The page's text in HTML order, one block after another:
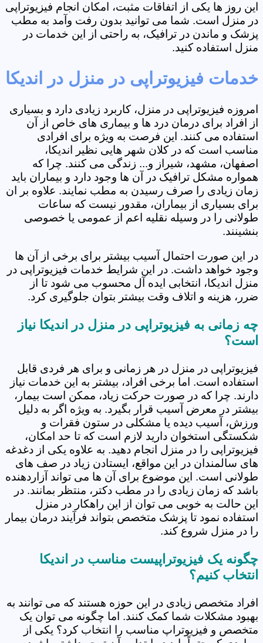
این روز ها یکی از اتفاقات مثبت، امکان انجام فیزیوتراپی
در منزل است. شما می توانید بدون رفت وآمد به مطب
پزشک و ماندن در ترافیک، به راحتی از این خدمات در
منزل استفاده کنید.
خدمات فیزیوتراپی در منزل در اندیکا
امروزه فیزیوتراپی در منزل، کاربرد زیادی دارد و بسیاری
از افراد برای درمان درد ها و بیماری های خاص از آن
استفاده می کنند. این فرصت به ویژه برای افرادی
مناسب است که در کلان شهر هایی نظیر اندیکا،
اصفهان، مشهد، شیراز و... زندگی می کنند. چرا که
همواره مشکل ترافیک در آن ها وجود دارد و بیماران باید
زمان زیادی را صرف رسیدن به مطب نمایند. علاوه بر ان
برای بسیاری از بیماران، مقدور نیست که ساعات
طولانی را در وسیله نقلیه اعم از عمومی یا خصوصی
بنشینند.
در این صورت احتمال آسیب بیشتر برای برخی از آن ها
وجود خواهد داشت. در این شرایط خدمات فیزیوتراپی در
منزل اندیکا، انتخابی ایده آل محسوب می شود تا از
ضرر، هزینه و اتلاف وقت بیشتر بتوان جلوگیری کرد.
چه زمانی به فیزیوتراپی در منزل در اندیکا نیاز
است؟
فیزیوتراپی در منزل در هر زمانی و برای هر فردی قابل
استفاده است. اما برخی افراد، بیشتر به این خدمات نیاز
دارند. چرا که در صورت حرکت زیاد، ممکن است بیمار،
بیشتر در معرض آسیب قرار بگیرد. به ویژه اگر به دلیل
ورزش، آسیب دیده یا مشکلی در ستون فقرات و
شکستگی استخوان دارید لازم است که تا حد امکان،
فیزیوتراپی را در منزل انجام دهید. به علاوه یکی از دغدغه
های سالمندان در این مواقع، ایستادن زیاد در صف های
طولانی است. این موضوع برای آن ها می تواند آزاردهنده
باشد که زمان زیادی را در مطب دکتر، منتظر بمانند. در
این حالت به خوبی می توان از این راهکار در منزل
استفاده نمود تا پزشک متخصص بتواند فرآیند درمان بیمار
را در منزل شروع کند.
چگونه یک فیزیوتراپیست مناسب در اندیکا
انتخاب کنیم؟
افراد متخصص زیادی در این حوزه هستند که می توانند به
بهبود مشکلات شما کمک کنند. اما چگونه می توان یک
متخصص و فیزیوتراپ مناسب را انتخاب کرد؟ یکی از